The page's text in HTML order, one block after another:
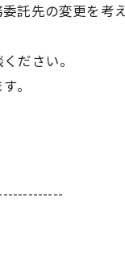
託先の変更を考
ださい。
。